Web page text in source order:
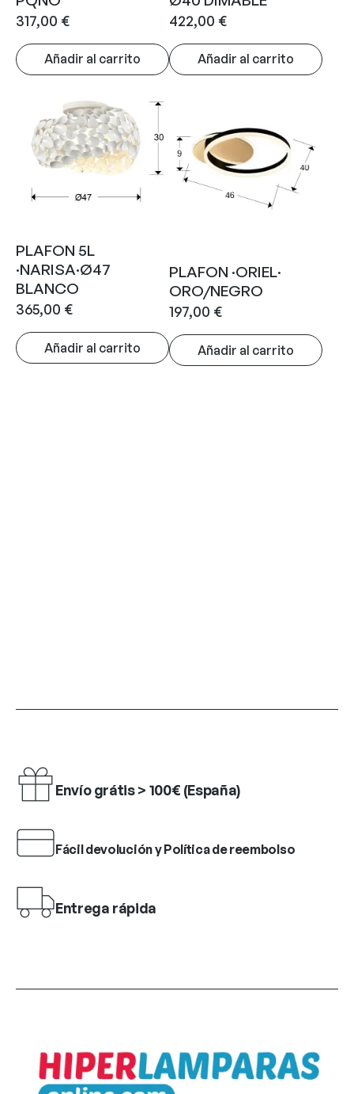
317,00 €
Añadir al carrito
422,00 €
Añadir al carrito
PLAFON 5L
·NARISA·Ø47
BLANCO
365,00 €
Añadir al carrito
PLAFON ·ORIEL·
ORO/NEGRO
197,00 €
Añadir al carrito
Envío grátis > 100€ (España)
Fácil devolución y Política de reembolso
Entrega rápida